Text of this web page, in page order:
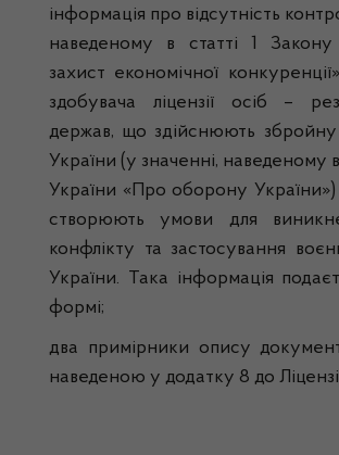
інформація про відсутність
наведеному в статті 1
захист економічної
здобувача ліцензії осіб –
держав, що здійснюють збройну
України (у значенні, наведеному
України «Про оборону України»)
створюють умови для
конфлікту та застосування
України. Така інформація
формі;
два примірники опису
наведеною у додатку 8 до